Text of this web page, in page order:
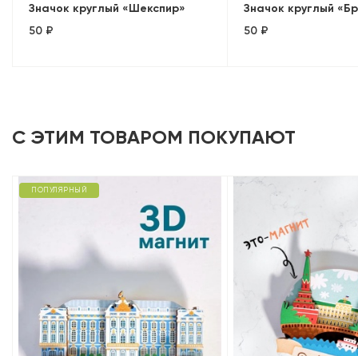
Значок круглый «Шекспир»
50 ₽
Значок круглый
50 ₽
С ЭТИМ ТОВАРОМ ПОКУПАЮТ
ПОПУЛЯРНЫЙ